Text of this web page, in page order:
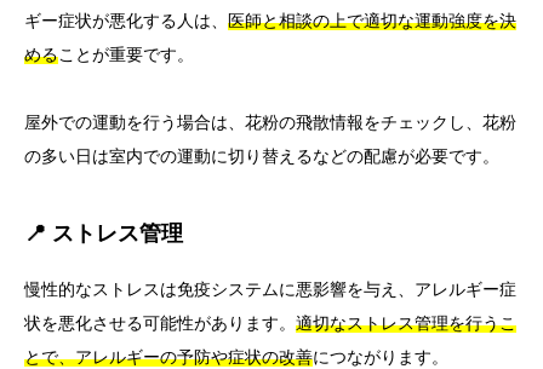
ギー症状が悪化する人は、 医師と相談の上で適切な運動強度を決
めることが重要です。
屋外での運動を行う場合は、花粉の飛散情報をチェックし、花粉
の多い日は室内での運動に切り替えるなどの配慮が必要です。
📍 ストレス管理
慢性的なストレスは免疫システムに悪影響を与え、アレルギー症
状を悪化させる可能性があります。 適切なストレス管理を行うこ
とで、アレルギーの予防や症状の改善につながります。